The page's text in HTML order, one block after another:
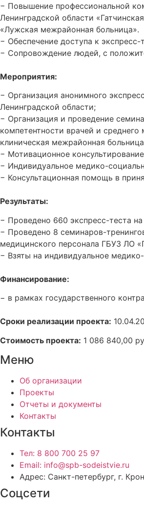
− Повышение профессиональной
Ленинградской области
«Лужская межрайонная больница».
− Обеспечение доступа к
− Сопровождение людей, с
Мероприятия:
− Организация анонимного
Ленинградской области;
− Организация и проведение
компетентности врачей и
клиническая межрайонная
− Мотивационное
− Индивидуальное медико-
− Консультационная помощь в
Результаты:
− Проведено 660 экспресс-теста
− Проведено 8 семинаров-
медицинского персонала ГБУЗ ЛО
− Взяты на индивидуальное
Финансирование:
− в рамках государственного
Сроки реализации проекта:
Стоимость проекта: 1 086 840,00
Меню
Об организации
Проекты
Отчеты и документы
Контакты
Контакты
Тел: 8 800 700 25 97
Email: info@spb-sodeistvie.ru
Адрес: Санкт-петербург, г.
Соцсети